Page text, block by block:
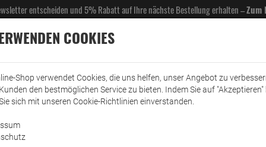
entscheiden und 5% Rabatt auf Ihre nächste Bestellung erhalten –Zum
& GASTROBEDARF DROGERIE KÜCHE & HAUSHALT KFZ
Rasierschaum/Rasiergel
COOKIES
Shop verwendet Cookies, die uns helfen, unser Angebot zu
den bestmöglichen Service zu bieten. Indem Sie auf "Akzeptieren"
sich mit unseren Cookie-Richtlinien einverstanden.